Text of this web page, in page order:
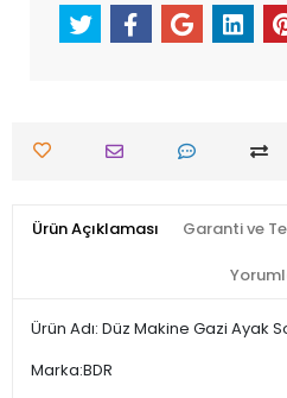
Ürün Açıklaması Garanti ve
Ürün Adı: Düz Makine Gazi Ayak
Marka:BDR